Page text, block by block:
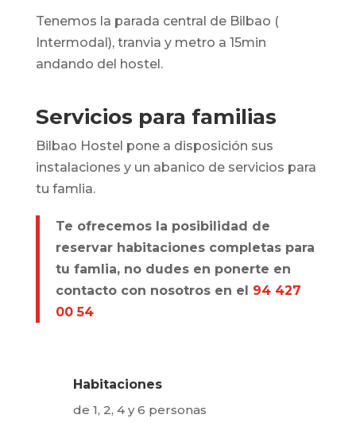
Tenemos la parada central de Bilbao (
Intermodal), tranvia y metro a 15min
andando del hostel.
Servicios para familias
Bilbao Hostel pone a disposición sus
instalaciones y un abanico de servicios para
tu famlia.
Te ofrecemos la posibilidad de
reservar habitaciones completas para
tu famlia, no dudes en ponerte en
contacto con nosotros en el 94 427
00 54
Habitaciones
de 1, 2, 4 y 6 personas